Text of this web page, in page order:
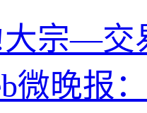
宗—交
微晚报